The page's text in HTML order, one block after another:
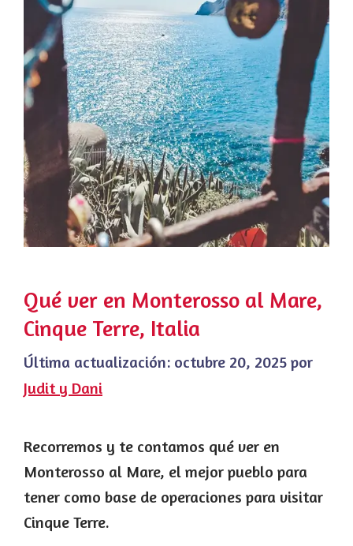
Qué ver en Monterosso al Mare,
Cinque Terre, Italia
Última actualización: octubre 20, 2025 por
Judit y Dani
Recorremos y te contamos qué ver en
Monterosso al Mare, el mejor pueblo para
tener como base de operaciones para visitar
Cinque Terre.